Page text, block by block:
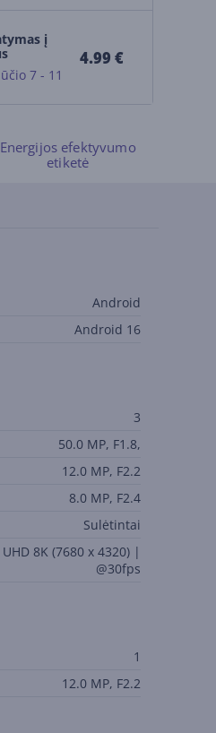
į
7 - 11
4.99 €
Energijos efektyvumo
etiketė
Android
Android 16
3
50.0 MP, F1.8,
12.0 MP, F2.2
8.0 MP, F2.4
Sulėtintai
UHD 8K (7680 x 4320) |
@30fps
1
12.0 MP, F2.2